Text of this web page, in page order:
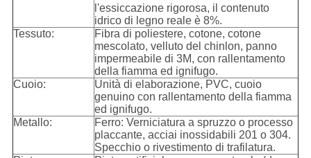
l'essiccazione rigorosa, il contenuto
idrico di legno reale è 8%.
Tessuto:
Fibra di poliestere, cotone, cotone
mescolato, velluto del chinlon, panno
impermeabile di 3M, con rallentamento
della fiamma ed ignifugo.
Cuoio:
Unità di elaborazione, PVC, cuoio
genuino con rallentamento della fiamma
ed ignifugo.
Metallo:
Ferro: Verniciatura a spruzzo o processo
placcante, acciai inossidabili 201 o 304.
Specchio o rivestimento di trafilatura.